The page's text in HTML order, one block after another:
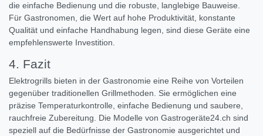
die einfache Bedienung und die robuste, langlebige Bauweise.
Für Gastronomen, die Wert auf hohe Produktivität, konstante
Qualität und einfache Handhabung legen, sind diese Geräte eine
empfehlenswerte Investition.
4. Fazit
Elektrogrills bieten in der Gastronomie eine Reihe von Vorteilen
gegenüber traditionellen Grillmethoden. Sie ermöglichen eine
präzise Temperaturkontrolle, einfache Bedienung und saubere,
rauchfreie Zubereitung. Die Modelle von Gastrogeräte24.ch sind
speziell auf die Bedürfnisse der Gastronomie ausgerichtet und